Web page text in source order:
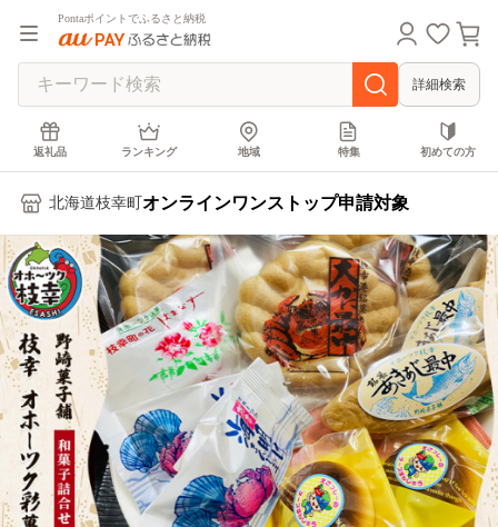
Pontaポイントでふるさと納税
詳細検索
返礼品 ランキング 地域 特集 初めての方
北海道枝幸町 オンラインワンストップ申請対象